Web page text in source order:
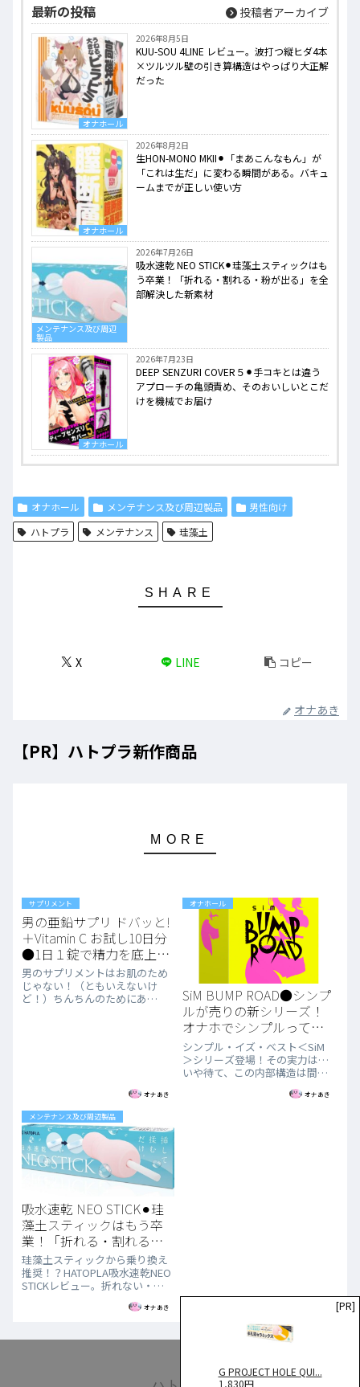
最新の投稿 投稿者アーカイブ
オナホール
2026年8月5日
KUU-SOU 4LINE レビュー。波打つ縦ヒダ4本
×ツルツル壁の引き算構造はやっぱり大正解
だった
オナホール
2026年8月2日
生HON-MONO MKII⚫︎「まあこんなもん」が
「これは生だ」に変わる瞬間がある。バキュ
ームまでが正しい使い方
メンテナンス及び周辺
製品
2026年7月26日
吸水速乾 NEO STICK⚫︎珪藻土スティックはも
う卒業！「折れる・割れる・粉が出る」を全
部解決した新素材
オナホール
2026年7月23日
DEEP SENZURI COVER５⚫︎手コキとは違う
アプローチの亀頭責め、そのおいしいとこだ
けを機械でお届け
オナホール メンテナンス及び周辺製品
男性向け
ハトプラ
メンテナンス 珪藻土
X LINE コピー
オナあき
【PR】ハトプラ新作商品
サプリメント
男の亜鉛サプリ ドバッと!
＋Vitamin C お試し10日分
●1日１錠で精力を底上げ
だ！
男のサプリメントはお肌のため
じゃない！（ともいえないけ
ど！）ちんちんのためにあ
オナあき
オナホール
SiM BUMP ROAD●シンプ
ルが売りの新シリーズ！
オナホでシンプルって大
丈夫か？
シンプル・イズ・ベスト＜SiM
＞シリーズ登場！その実力は…
いや待て、この内部構造は間違
オナあき
メンテナンス及び周辺製品
吸水速乾 NEO STICK⚫︎珪
藻土スティックはもう卒
業！「折れる・割れる・
粉が出る」を全部解決し
た新素材
珪藻土スティックから乗り換え
推奨！？HATOPLA吸水速乾NEO
STICKレビュー。折れない・割
れない・粉塵なし、ポリエチレ
ン高分子繊維がスポーツウェア
逃がす仕組みと使い方。据え置
オナあき
G PROJECT HOLE QUI...
1,830円
[PR]